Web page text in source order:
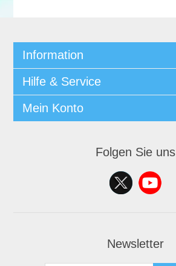
Information
Hilfe & Service
Mein Konto
Folgen Sie uns
Newsletter